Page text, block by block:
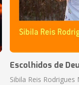
Escolhidos de
Sibila Reis